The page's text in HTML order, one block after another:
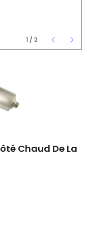
1 / 2
Chaud De La